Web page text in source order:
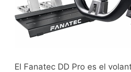
El Fanatec DD Pro es el